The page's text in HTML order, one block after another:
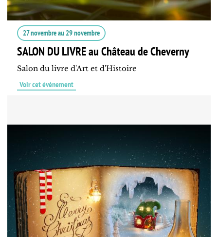
27 novembreau 29 novembre
SALON DU LIVRE au Château de Cheverny
Salon du livre d'Art et d'Histoire
Voir cet événement